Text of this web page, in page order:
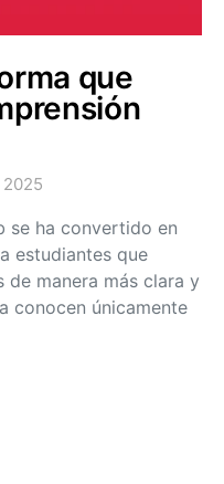
que
se ha convertido en
estudiantes que
de manera más clara y
conocen únicamente